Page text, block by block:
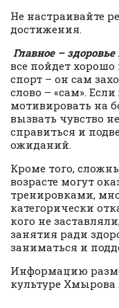
Не настраивайте
достижения.
Главное –
все пойдет хорошо
спорт – он сам
слово – «сам».
мотивировать на
вызвать чувство
справиться и
ожиданий.
Кроме того,
возрасте могут
тренировками,
категорически
кого не
занятия ради
заниматься и
Информацию
культуре